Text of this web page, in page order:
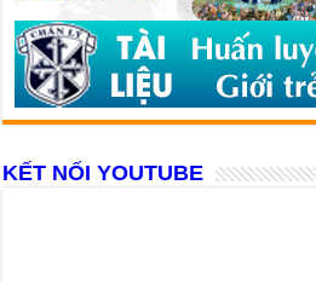
KẾT NỐI YOUTUBE